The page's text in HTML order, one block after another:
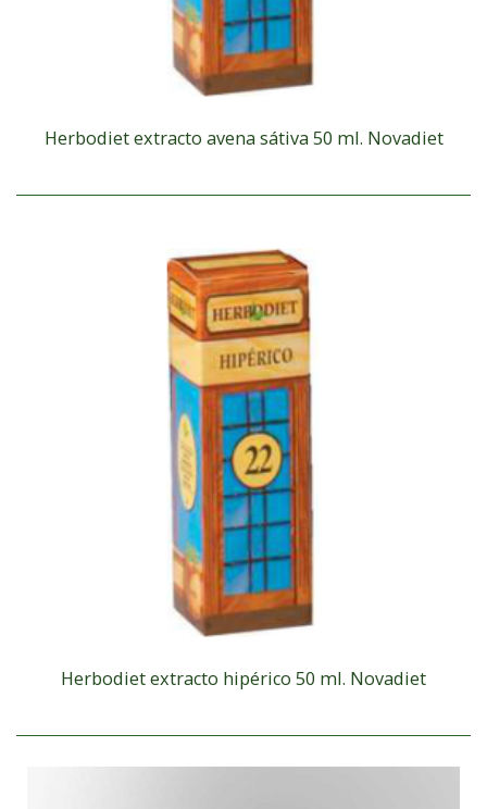
Herbodiet extracto avena sátiva 50 ml. Novadiet
Herbodiet extracto hipérico 50 ml. Novadiet